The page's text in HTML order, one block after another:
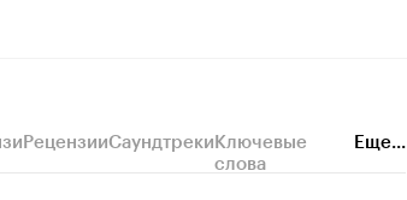
РецензииСаундтрекиКлючевые
слова
Еще...